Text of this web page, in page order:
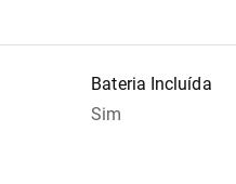
Bateria Incluída
Sim